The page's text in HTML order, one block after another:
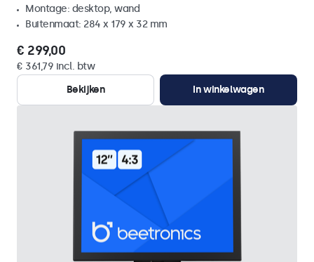
Montage: desktop, wand
Buitenmaat: 284 x 179 x 32 mm
€ 299,00
€ 361,79 incl. btw
Bekijken
In winkelwagen